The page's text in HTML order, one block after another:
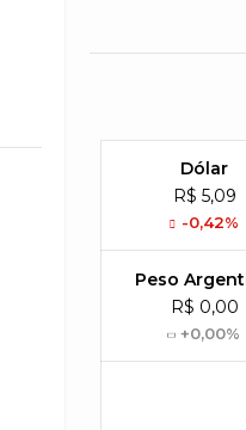
Dólar
R$ 5,09
-0,42%
Peso
R$ 0,00
+0,00%